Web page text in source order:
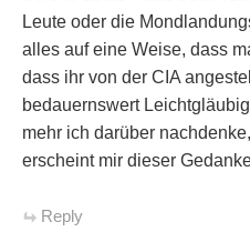
Leute oder die
alles auf eine Weise, dass
dass ihr von der CIA
bedauernswert
mehr ich darüber
erscheint mir dieser
Reply